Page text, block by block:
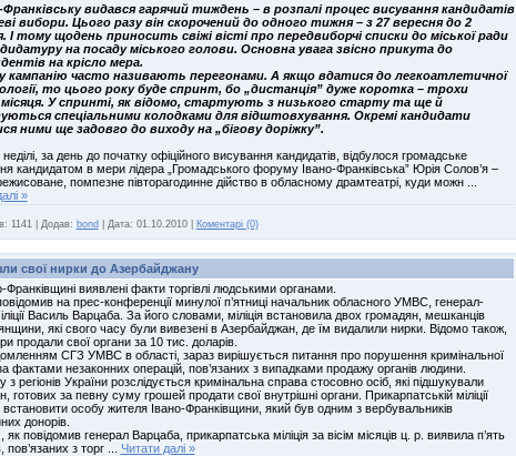
Франківську видався гарячий тиждень – в розпалі процес висування кандидатів
вибори. Цього разу він скорочений до одного тижня – з 27 вересня до 2
І тому щодень приносить свіжі вісті про передвиборчі списки до міської ради
на посаду міського голови. Основна увага звісно прикута до
на крісло мера.
кампанію часто називають перегонами. А якщо вдатися до легкоатлетичної
то цього року буде спринт, бо „дистанція” дуже коротка – трохи
У спринті, як відомо, стартують з низького старту та ще й
спеціальними колодками для відштовхування. Окремі кандидати
ними ще задовго до виходу на „бігову доріжку”.
за день до початку офіційного висування кандидатів, відбулося громадське
кандидатом в мери лідера „Громадського форуму Івано-Франківська” Юрія Солов’я –
помпезне півторагодинне дійство в обласному драмтеатрі, куди можн
»
1141 Додав: bond Дата: 01.10.2010 Коментарі (0)
свої нирки до Азербайджану
Франківщині виявлені факти торгівлі людськими органами.
на прес-конференції минулої п’ятниці начальник обласного УМВС, генерал-
Василь Варцаба. За його словами, міліція встановила двох громадян, мешканців
які свого часу були вивезені в Азербайджан, де їм видалили нирки. Відомо також,
продали свої органи за 10 тис. доларів.
СГЗ УМВС в області, зараз вирішується питання про порушення кримінальної
фактами незаконних операцій, пов’язаних з випадками продажу органів людини.
з регіонів України розслідується кримінальна справа стосовно осіб, які підшукували
готових за певну суму грошей продати свої внутрішні органи. Прикарпатській міліції
особу жителя Івано-Франківщини, який був одним з вербувальників
донорів.
як повідомив генерал Варцаба, прикарпатська міліція за вісім місяців ц. р. виявила п’ять
пов’язаних з торг
Читати далі »